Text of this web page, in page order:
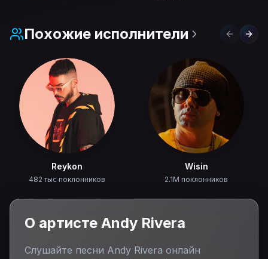
Похожие исполнители Previous
Reykon
482 тыс поклонников
Wisin
2.1M поклонников
О артисте Andy Rivera
Слушайте песни Andy Rivera онлайн